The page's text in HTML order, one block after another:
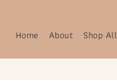
Home About Shop All